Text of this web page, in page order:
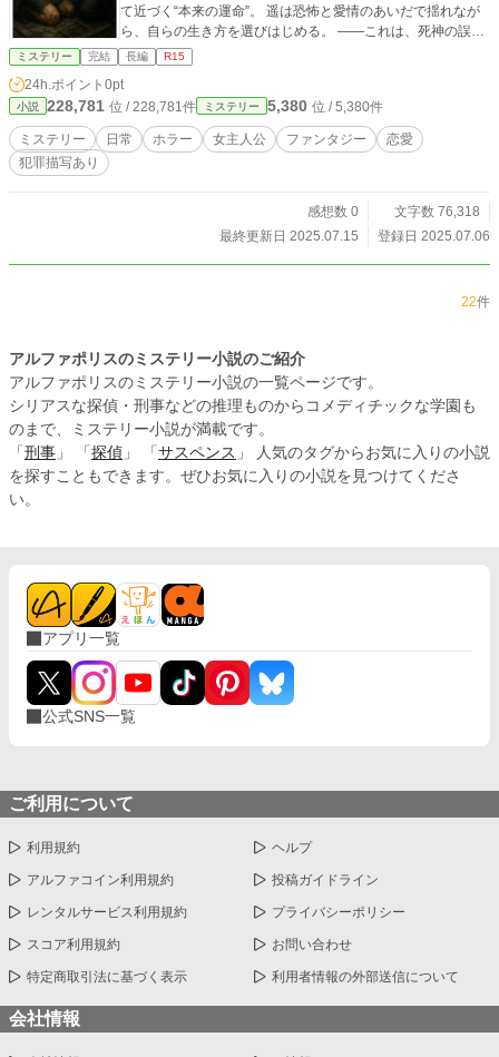
て近づく“本来の運命”。 遥は恐怖と愛情のあいだで揺れなが
ら、自らの生き方を選びはじめる。 ――これは、死神の誤算
から始まった、 ひとつの「生」の物語。
ミステリー 完結 長編 R15
24h.ポイント 0pt
小説 228,781 位 / 228,781件 ミステリー 5,380 位 / 5,380件
ミステリー 日常 ホラー 女主人公 ファンタジー
恋愛
犯罪描写あり
感想数 0
文字数 76,318
最終更新日 2025.07.15
登録日 2025.07.06
22件
アルファポリスのミステリー小説のご紹介
アルファポリスのミステリー小説の一覧ページです。
シリアスな探偵・刑事などの推理ものからコメディチックな学園も
のまで、ミステリー小説が満載です。
「 刑事 」 「 探偵 」 「 サスペンス 」 人気のタグからお気に入りの小説
を探すこともできます。ぜひお気に入りの小説を見つけてくださ
い。
アプリ一覧
公式SNS一覧
ご利用について
利用規約 ヘルプ
アルファコイン利用規約 投稿ガイドライン
レンタルサービス利用規約 プライバシーポリシー
スコア利用規約 お問い合わせ
特定商取引法に基づく表示 利用者情報の外部送信について
会社情報